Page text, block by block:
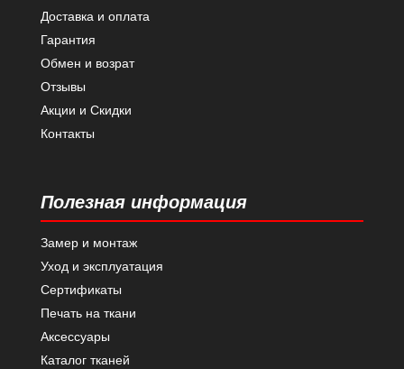
Доставка и оплата
Гарантия
Обмен и возрат
Отзывы
Акции и Скидки
Контакты
Полезная информация
Замер и монтаж
Уход и эксплуатация
Сертификаты
Печать на ткани
Аксессуары
Каталог тканей